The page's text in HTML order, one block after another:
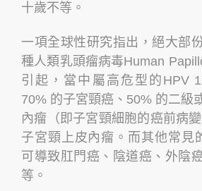
十歲不等。
一項全球性研究指出，絕大部
種人類乳頭瘤病毒Human
引起，當中屬高危型的HPV
70% 的子宮頸癌、50% 的二級
內瘤（即子宮頸細胞的癌前病
子宮頸上皮內瘤。而其他常見
可導致肛門癌、陰道癌、外陰
等。